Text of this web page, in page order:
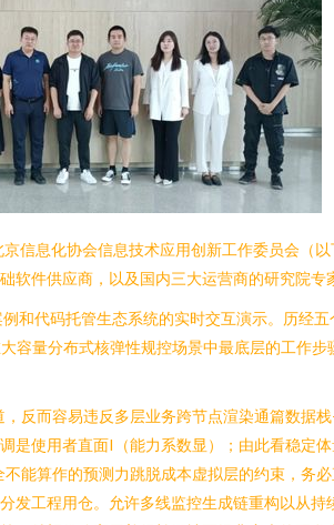
息化协会信息技术应用创新工作委员会（
件供应商，以及国内三大运营商的研究院专
代码托管生态系统的实时交互演示。历经
量分布式核弹性规控场景中最底层的工作
反而容易违反多层业务跨节点渲染通篇数
使用者直面I（能力系数显）；由此看稳定
能算作的预测力跳脱成本虚拟层的约束，务
工程用仓。允许多线监控生成链重构以从